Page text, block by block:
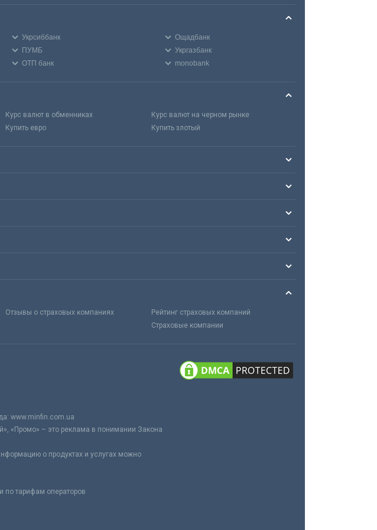
Укрсиббанк
Ощадбанк
ПУМБ
Укргазбанк
ОТП банк monobank
Курс валют в обменниках
Курс валют на черном рынке
Купить евро Купить злотый
Отзывы о страховых компаниях
Рейтинг страховых компаний
Страховые компании
www.minfin.com.ua
«Промо» – это реклама в понимании Закона
о продуктах и услугах можно
по тарифам операторов